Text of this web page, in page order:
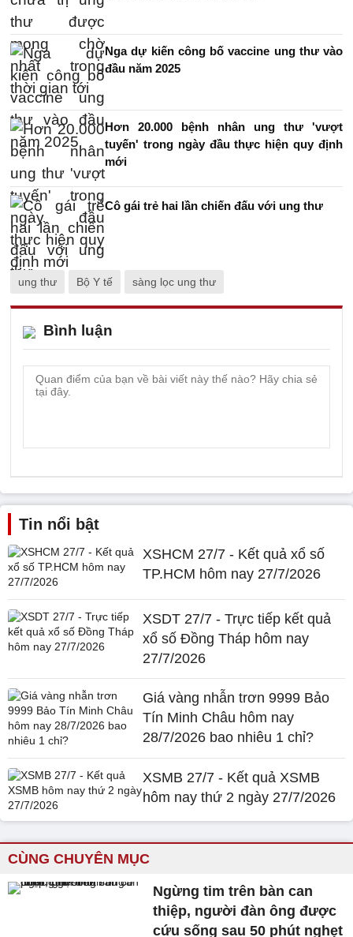
Nga dự kiến công bố vaccine ung thư vào
đầu năm 2025
Hơn 20.000 bệnh nhân ung thư 'vượt
tuyến' trong ngày đầu thực hiện quy định
mới
Cô gái trẻ hai lần chiến đấu với ung thư
ung thư Bộ Y tế sàng lọc ung thư
Bình luận
Tin nổi bật
XSHCM 27/7 - Kết quả xổ số
TP.HCM hôm nay 27/7/2026
XSDT 27/7 - Trực tiếp kết quả
xổ số Đồng Tháp hôm nay
27/7/2026
Giá vàng nhẫn trơn 9999 Bảo
Tín Minh Châu hôm nay
28/7/2026 bao nhiêu 1 chỉ?
XSMB 27/7 - Kết quả XSMB
hôm nay thứ 2 ngày 27/7/2026
CÙNG CHUYÊN MỤC
Ngừng tim trên bàn can
thiệp, người đàn ông được
cứu sống sau 50 phút nghẹt